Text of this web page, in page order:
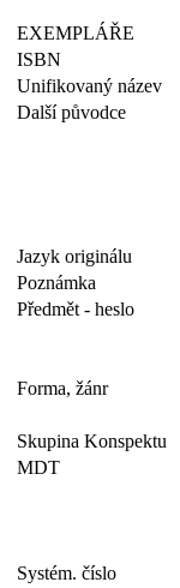
EXEMPLÁŘE
ISBN
Unifikovaný název
Další původce
Jazyk originálu
Poznámka
Předmět - heslo
Forma, žánr
Skupina Konspektu
MDT
Systém. číslo